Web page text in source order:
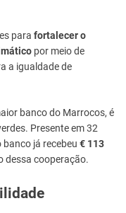
para fortalecer o
por meio de
a igualdade de
banco do Marrocos, é
Presente em 32
banco já recebeu € 113
dessa cooperação.